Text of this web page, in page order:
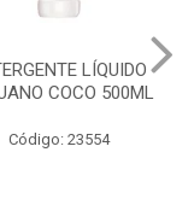
LÍQUIDO
COCO 500ML
Código: 23554